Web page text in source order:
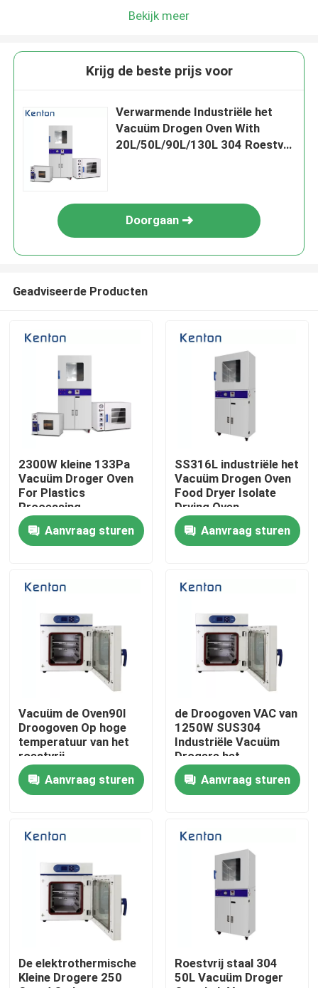
Over ons
Contacten
Producten
Laboratorium Drogere Oven
Thermostatische Incubator
Koelincubator
Temperatuur Vochtigheid Kamer
Klimaatkamer
Bekijk meer
Krijg de beste prijs voor
Verwarmende Industriële het
Vacuüm Drogen Oven With
20L/50L/90L/130L 304 Roestvrij
Doorgaan
Geadviseerde Producten
2300W kleine 133Pa
Vacuüm Droger Oven
For Plastics
Processing
Aanvraag sturen
SS316L industriële het
Vacuüm Drogen Oven
Food Dryer Isolate
Drying Oven
Aanvraag sturen
Vacuüm de Oven90l
Droogoven Op hoge
temperatuur van het
roestvrij
staallaboratorium
Aanvraag sturen
de Droogoven VAC van
1250W SUS304
Industriële Vacuüm
Drogere het
Verwarmen Oven
Aanvraag sturen
De elektrothermische
Kleine Drogere 250
Roestvrij staal 304
50L Vacuüm Droger